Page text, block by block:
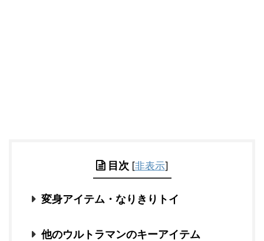
目次 [非表示]
変身アイテム・なりきりトイ
他のウルトラマンのキーアイテム